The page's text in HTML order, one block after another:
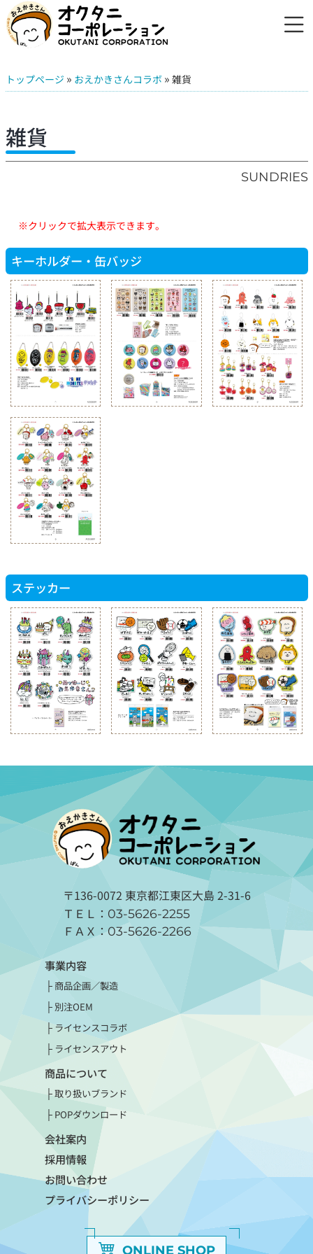
トップページ » おえかきさんコラボ » 雑貨
雑貨
SUNDRIES
※クリックで拡大表示できます。
キーホルダー・缶バッジ
ステッカー
〒136-0072 東京都江東区大島 2-31-6
ＴＥＬ： 03-5626-2255
ＦＡＸ：03-5626-2266
事業内容
商品企画／製造
別注OEM
ライセンスコラボ
ライセンスアウト
商品について
取り扱いブランド
POPダウンロード
会社案内
採用情報
お問い合わせ
プライバシーポリシー
ONLINE SHOP